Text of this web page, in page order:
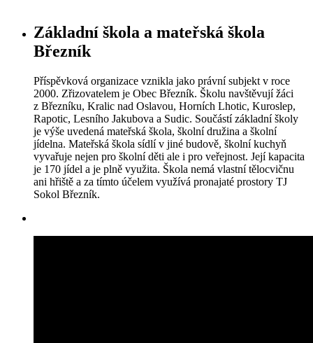
Základní škola a mateřská škola
Březník
Příspěvková organizace vznikla jako právní subjekt v roce
2000. Zřizovatelem je Obec Březník. Školu navštěvují žáci
z Březníku, Kralic nad Oslavou, Horních Lhotic, Kuroslep,
Rapotic, Lesního Jakubova a Sudic. Součástí základní školy
je výše uvedená mateřská škola, školní družina a školní
jídelna. Mateřská škola sídlí v jiné budově, školní kuchyň
vyvařuje nejen pro školní děti ale i pro veřejnost. Její kapacita
je 170 jídel a je plně využita. Škola nemá vlastní tělocvičnu
ani hřiště a za tímto účelem využívá pronajaté prostory TJ
Sokol Březník.